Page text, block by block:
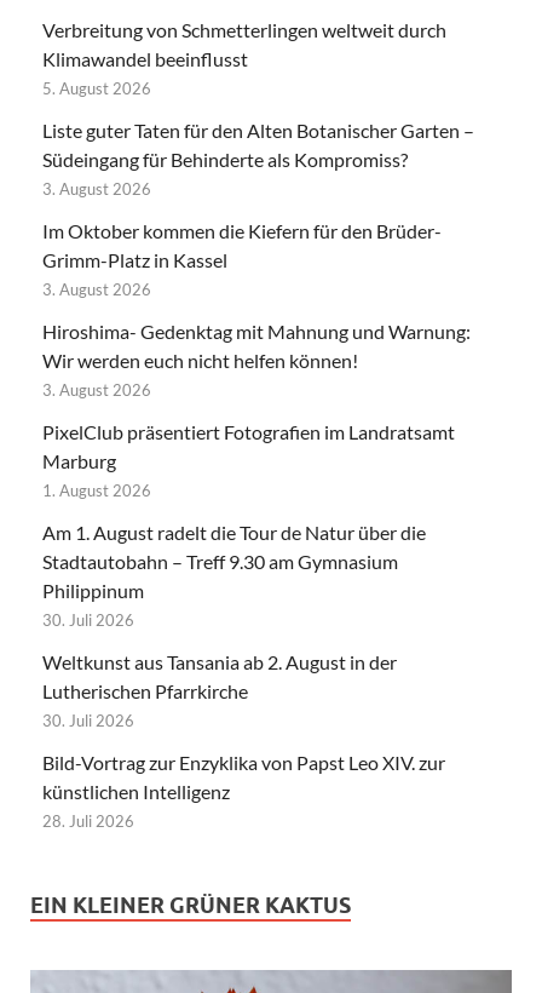
Verbreitung von Schmetterlingen weltweit durch
Klimawandel beeinflusst
5. August 2026
Liste guter Taten für den Alten Botanischer Garten –
Südeingang für Behinderte als Kompromiss?
3. August 2026
Im Oktober kommen die Kiefern für den Brüder-
Grimm-Platz in Kassel
3. August 2026
Hiroshima- Gedenktag mit Mahnung und Warnung:
Wir werden euch nicht helfen können!
3. August 2026
PixelClub präsentiert Fotografien im Landratsamt
Marburg
1. August 2026
Am 1. August radelt die Tour de Natur über die
Stadtautobahn – Treff 9.30 am Gymnasium
Philippinum
30. Juli 2026
Weltkunst aus Tansania ab 2. August in der
Lutherischen Pfarrkirche
30. Juli 2026
Bild-Vortrag zur Enzyklika von Papst Leo XIV. zur
künstlichen Intelligenz
28. Juli 2026
EIN KLEINER GRÜNER KAKTUS